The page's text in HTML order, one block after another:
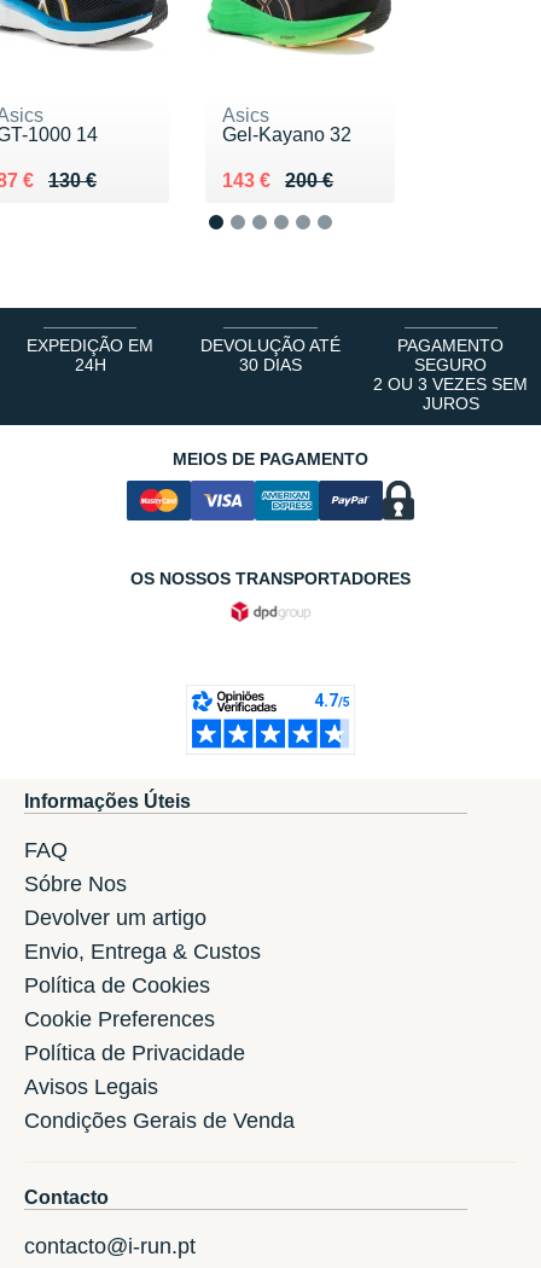
1000 14
130 €
lieu de 130 €
€ 87 €
Asics
Gel-Kayano 32
200 €
Au lieu de 200 €
143 €
Vendu 143 €
EXPEDIÇÃO EM
24H
DEVOLUÇÃO ATÉ
30 DIAS
PAGAMENTO
SEGURO
2 OU 3 VEZES SEM
JUROS
MEIOS DE PAGAMENTO
OS NOSSOS TRANSPORTADORES
Informações Úteis
FAQ
Sóbre Nos
Devolver um artigo
Envio, Entrega & Custos
Política de Cookies
Cookie Preferences
Política de Privacidade
Avisos Legais
Condições Gerais de Venda
Contacto
contacto@i-run.pt